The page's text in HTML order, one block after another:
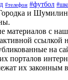
#телефон #футбол
и
материалов с
ссылкой
на
порталов
их законным